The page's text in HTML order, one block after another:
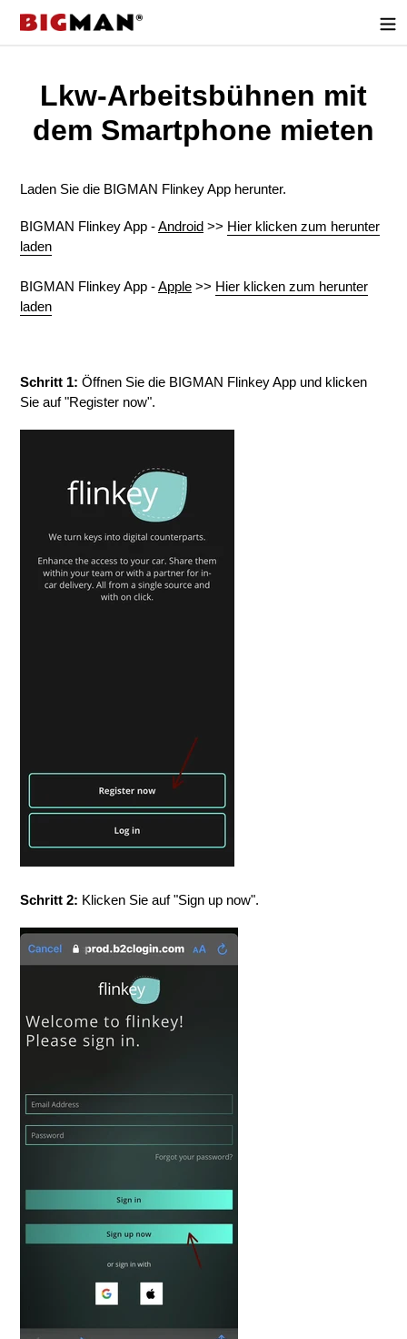
zum
Lkw-Arbeitsbühnen mit
dem Smartphone mieten
Laden Sie die BIGMAN Flinkey App herunter.
BIGMAN Flinkey App -Android >> Hier klicken zum herunter
laden
BIGMAN Flinkey App -Apple >> Hier klicken zum herunter
laden
Schritt 1: Öffnen Sie die BIGMAN Flinkey App und klicken
Sie auf "Register now".
Schritt 2: Klicken Sie auf "Sign up now".